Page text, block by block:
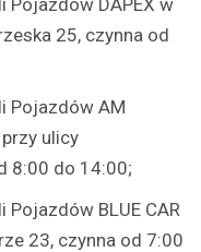
25, czynna od
Pojazdów AM
przy ulicy
8:00 do 14:00;
BLUE CAR
23, czynna od 7:00